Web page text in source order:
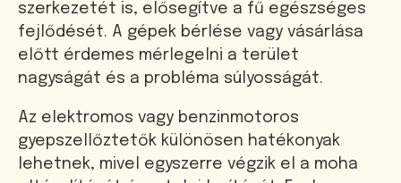
szerkezetét is, elősegítve a fű egészséges
fejlődését. A gépek bérlése vagy vásárlása
előtt érdemes mérlegelni a terület
nagyságát és a probléma súlyosságát.
Az elektromos vagy benzinmotoros
gyepszellőztetők különösen hatékonyak
lehetnek, mivel egyszerre végzik el a moha